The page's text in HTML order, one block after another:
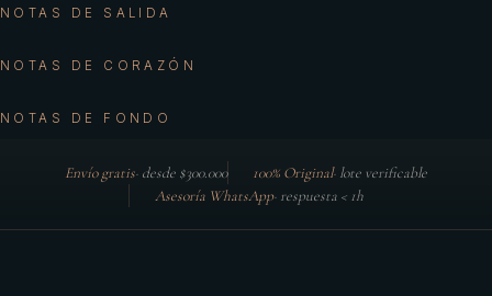
NOTAS DE SALIDA
NOTAS DE CORAZÓN
NOTAS DE FONDO
Envío gratis· desde $300.000 100% Original· lote verificable
Asesoría WhatsApp· respuesta < 1h